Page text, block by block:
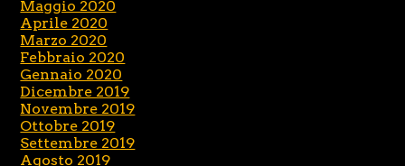
Maggio 2020
Aprile 2020
Marzo 2020
Febbraio 2020
Gennaio 2020
Dicembre 2019
Novembre 2019
Ottobre 2019
Settembre 2019
Agosto 2019